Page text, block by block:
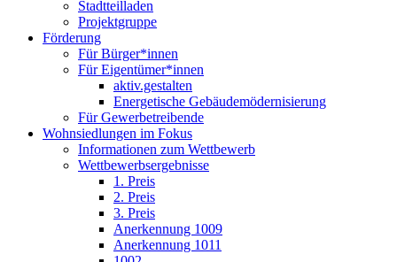
Stadtteilladen
Projektgruppe
Förderung
Für Bürger*innen
Für Eigentümer*innen
aktiv.gestalten
Energetische Gebäudemödernisierung
Für Gewerbetreibende
Wohnsiedlungen im Fokus
Informationen zum Wettbewerb
Wettbewerbsergebnisse
1. Preis
2. Preis
3. Preis
Anerkennung 1009
Anerkennung 1011